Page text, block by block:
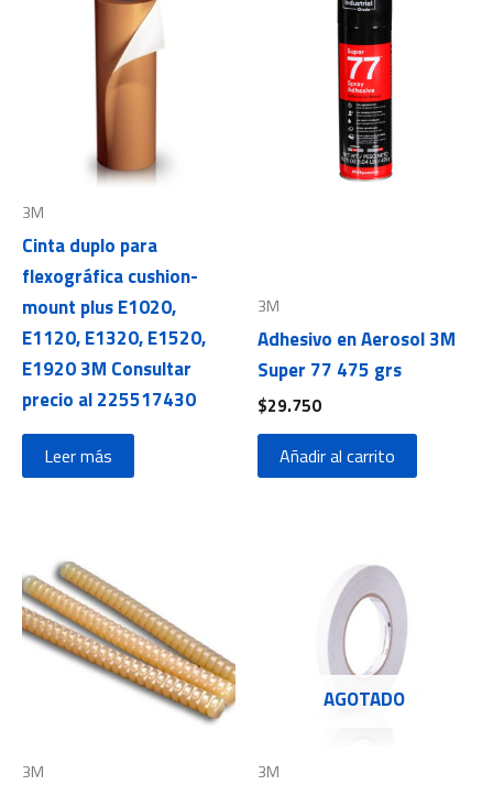
3M
Cinta duplo para
flexográfica cushion-
mount plus E1020,
E1120, E1320, E1520,
E1920 3M Consultar
precio al 225517430
Leer más
3M
Adhesivo en Aerosol 3M
Super 77 475 grs
$29.750
Añadir al carrito
3M
AGOTADO
3M